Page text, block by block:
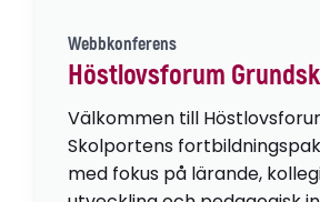
Webbkonferens
Höstlovsforum
Välkommen till
Skolportens
med fokus på lärande,